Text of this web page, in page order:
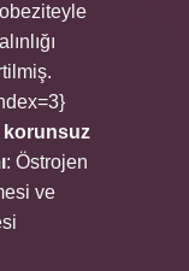
korunsuz
: Östrojen
ve